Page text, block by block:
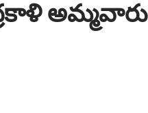
అమ్మవారు